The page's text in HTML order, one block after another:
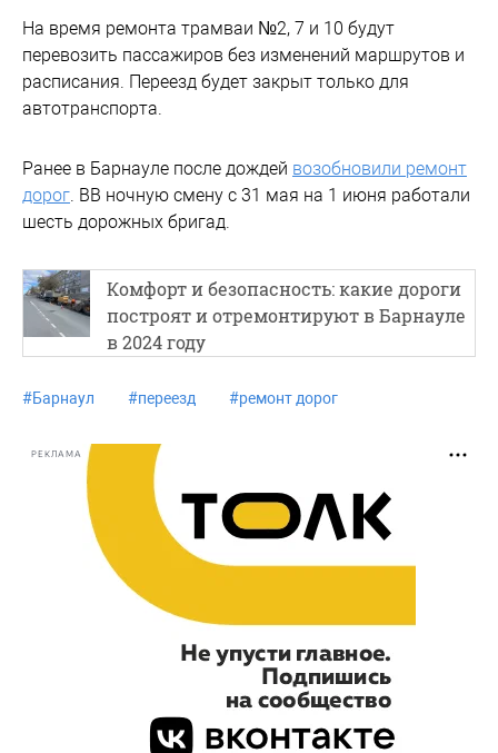
На время ремонта трамваи №2, 7 и 10 будут
перевозить пассажиров без изменений маршрутов и
расписания. Переезд будет закрыт только для
автотранспорта.
Ранее в Барнауле после дождей возобновили ремонт
дорог . ВВ ночную смену с 31 мая на 1 июня работали
шесть дорожных бригад.
Комфорт и безопасность: какие дороги
построят и отремонтируют в Барнауле
в 2024 году
#Барнаул #переезд #ремонт дорог
РЕКЛАМА